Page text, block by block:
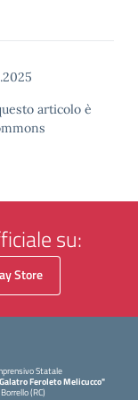
articolo è
su:
Store
Statale
Feroleto Melicucco"
(RC)